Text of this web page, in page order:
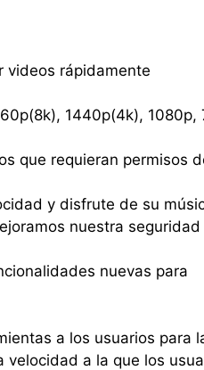
videos rápidamente
1440p(4k), 1080p,
que requieran permisos
y disfrute de su
nuestra seguridad
nuevas para
a los usuarios para
a la que los